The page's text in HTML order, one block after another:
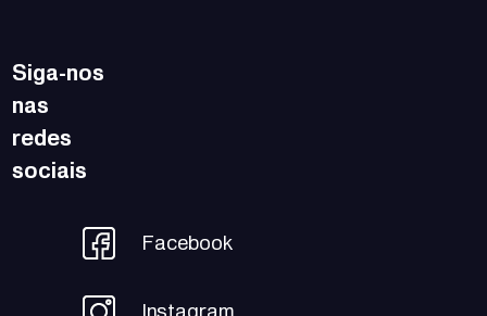
Siga-nos
nas
redes
sociais
Facebook
Instagram